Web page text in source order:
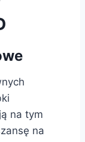
na tym
na